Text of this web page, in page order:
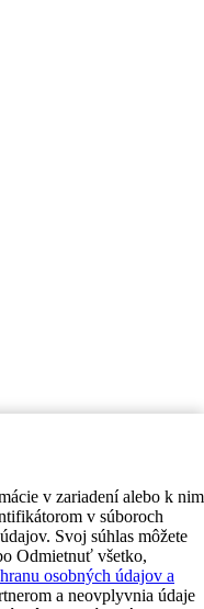
v zariadení alebo k nim
v súboroch
Svoj súhlas môžete
Odmietnuť všetko,
osobných údajov a
a neovplyvnia údaje